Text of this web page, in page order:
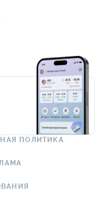
ПОЛИТИКА